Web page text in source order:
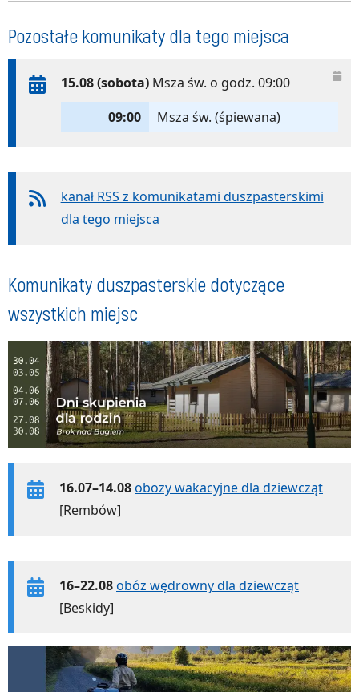
Pozostałe komunikaty dla tego miejsca
15.08 (sobota)Msza św. o godz. 09:00
09:00
Msza św. (śpiewana)
kanał RSS z komunikatami duszpasterskimi
dla tego miejsca
Komunikaty duszpasterskie dotyczące
wszystkich miejsc
16.07–14.08obozy wakacyjne dla dziewcząt
[Rembów]
16–22.08obóz wędrowny dla dziewcząt
[Beskidy]